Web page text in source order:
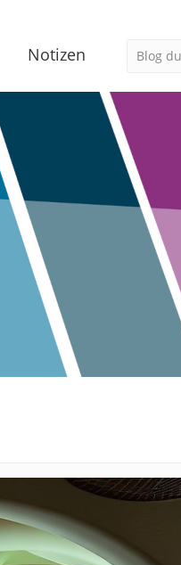
Notizen